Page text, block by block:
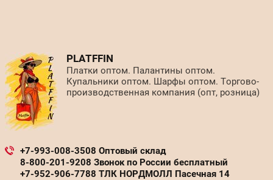
PLATFFIN
Платки оптом. Палантины оптом.
Купальники оптом. Шарфы оптом. Торгово-
производственная компания (опт, розница)
+7-993-008-3508 Оптовый склад
8-800-201-9208 Звонок по России бесплатный
+7-952-906-7788 ТЛК НОРДМОЛЛ Пасечная 14